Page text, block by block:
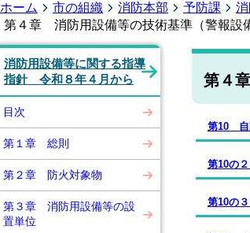
ホーム 市の組織 消防本部 予防課
第４章 消防用設備等の技術基準（警報設
消防用設備等に関する指導
指針 令和８年４月から
目次
第１章 総則
第２章 防火対象物
第３章 消防用設備等の設
置単位
第４
第10 自
第10の
第10の